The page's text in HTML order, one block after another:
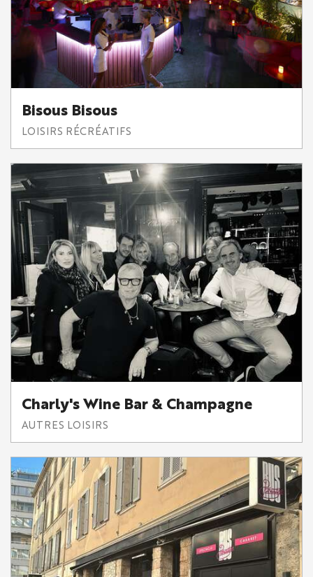
Bisous Bisous
LOISIRS RÉCRÉATIFS
Charly's Wine Bar & Champagne
AUTRES LOISIRS